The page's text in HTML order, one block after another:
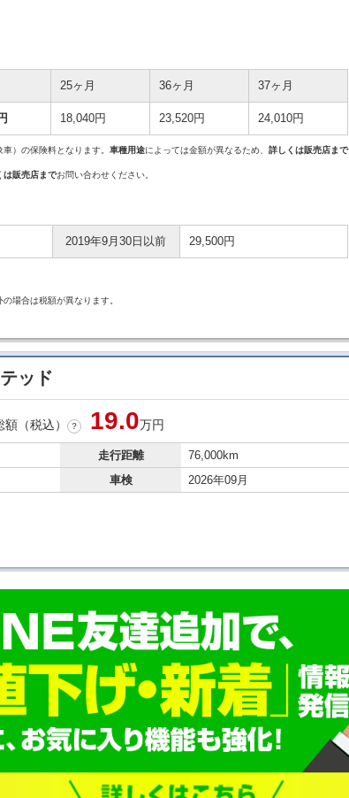
25ヶ月 36ヶ月 37ヶ月
18,040円 23,520円 24,010円
）の保険料となります。 車種用途によっては金額が異なるため、 詳しくは販売店まで
は販売店までお問い合わせください。
2019年9月30日以前 29,500円
場合は税額が異なります。
ッド
（税込） ？ 19.0万円
走行距離
76,000km
車検 2026年09月